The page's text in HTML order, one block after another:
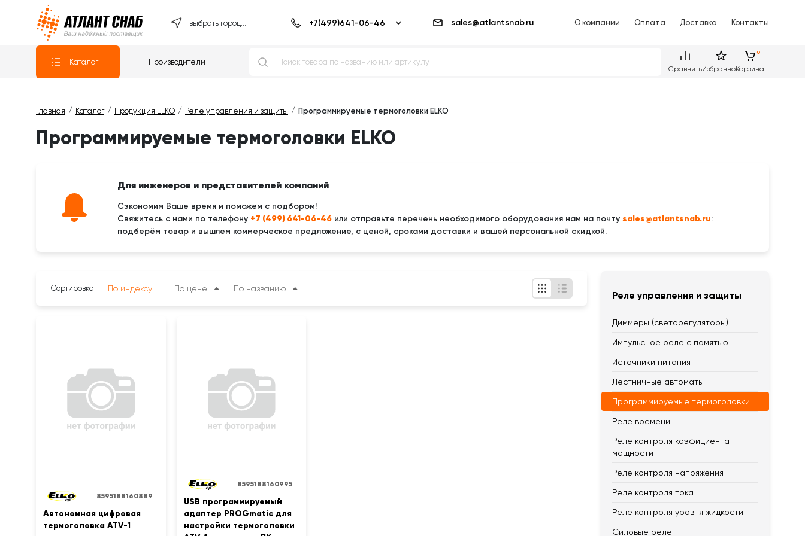
Атлантснаб
выбрать город... sales@atlantsnab.ru О компании Оплата Доставка Контакты
Каталог Производители
СравнитьИзбранноеКорзина
Главная Каталог Продукция ELKO Реле управления и защиты Программируемые термоголовки ELKO
Программируемые термоголовки ELKO
Для инженеров и представителей компаний
Сэкономим Ваше время и поможем с подбором!
Свяжитесь с нами по телефону +7 (499) 641-06-46 или отправьте перечень необходимого оборудования нам на почту sales@atlantsnab.ru:
подберём товар и вышлем коммерческое предложение, с ценой, сроками доставки и вашей персональной скидкой.
Реле управления и защиты
Диммеры (светорегуляторы)
Импульсное реле с памятью
Источники питания
Лестничные автоматы
Программируемые термоголовки
Реле времени
Реле контроля коэфициента
мощности
Реле контроля напряжения
Реле контроля тока
Реле контроля уровня жидкости
Силовые реле
Сортировка: По индексу По цене По названию
8595188160889
Автономная цифровая
термоголовка ATV-1
8595188160995
USB программируемый
адаптер PROGmatic для
настройки термоголовки